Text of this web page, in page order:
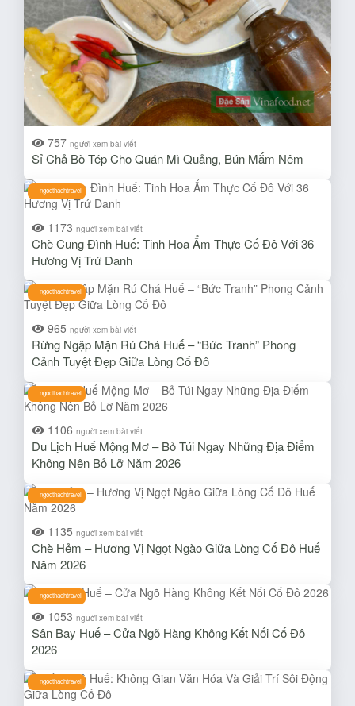
757 người xem bài viết
Sỉ Chả Bò Tép Cho Quán Mì Quảng, Bún Mắm Nêm
ngocthachtravel
1173 người xem bài viết
Chè Cung Đình Huế: Tinh Hoa Ẩm Thực Cố Đô Với 36
Hương Vị Trứ Danh
ngocthachtravel
965 người xem bài viết
Rừng Ngập Mặn Rú Chá Huế – “Bức Tranh” Phong
Cảnh Tuyệt Đẹp Giữa Lòng Cố Đô
ngocthachtravel
1106 người xem bài viết
Du Lịch Huế Mộng Mơ – Bỏ Túi Ngay Những Địa Điểm
Không Nên Bỏ Lỡ Năm 2026
ngocthachtravel
1135 người xem bài viết
Chè Hẻm – Hương Vị Ngọt Ngào Giữa Lòng Cố Đô Huế
Năm 2026
ngocthachtravel
1053 người xem bài viết
Sân Bay Huế – Cửa Ngõ Hàng Không Kết Nối Cố Đô
2026
ngocthachtravel